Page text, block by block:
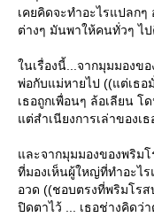
เคยคิดจะทำอะไรแปลก
ต่างๆ มันพาให้คนทั่วๆ ไ
นเรื่องนี้...จากมุมมองขอ
พ่อกับแม่หายไป ((แต่เธอ
เธอถูกเพื่อนๆ ล้อเลียน โ
ต่สำเนียงการเล่าของเ
ละจากมุมมองของพริมโ
ที่มองเห็นผู้ใหญ่ที่ทำอะไ
อวด ((ชอบตรงที่พริมโร
ปิดตาไว้ ... เธอช่างคิดว่